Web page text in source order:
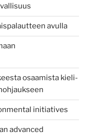
avulla
osaamista kieli-
initiatives
advanced